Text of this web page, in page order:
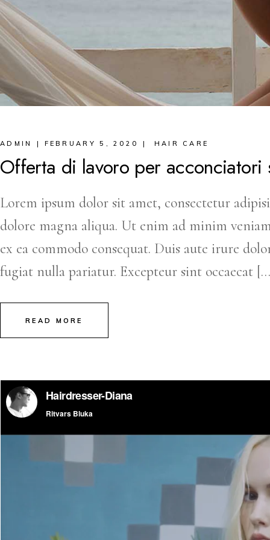
ADMIN FEBRUARY 5, 2020 HAIR CARE
Offerta di lavoro per acconciatori
Lorem ipsum dolor sit amet, consectetur
dolore magna aliqua. Ut enim ad minim
ex ea commodo consequat. Duis aute irure
fugiat nulla pariatur. Excepteur sint occaecat
READ MORE